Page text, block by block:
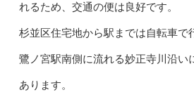
れるため、交通の便は良好です。
杉並区住宅地から駅までは自転車で
鷺ノ宮駅南側に流れる妙正寺川沿い
あります。